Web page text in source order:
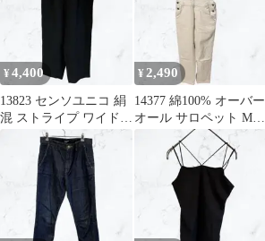
¥4,400
13823 センソユニコ 絹
混 ストライプ ワイドパ
ンツ 日本製 M黒ビスコ
¥2,490
14377 綿100% オーバー
オール サロペット M
アイボリー ホワイト